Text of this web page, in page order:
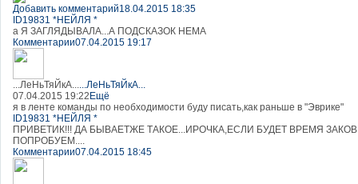
Добавить комментарий18.04.2015 18:35
ID19831 *НЕЙЛЯ *
а Я ЗАГЛЯДЫВАЛА...А ПОДСКАЗОК НЕМА
Комментарии07.04.2015 19:17
...ЛеНьТяЙкА......ЛеНьТяЙкА...
07.04.2015 19:22 Ещё
я в ленте команды по необходимости буду писать,как раньше в "Эврике"
ID19831 *НЕЙЛЯ *
ПРИВЕТИК!!! ДА БЫВАЕТЖЕ ТАКОЕ...ИРОЧКА,ЕСЛИ БУДЕТ ВРЕМЯ
ПОПРОБУЕМ....
Комментарии07.04.2015 18:45